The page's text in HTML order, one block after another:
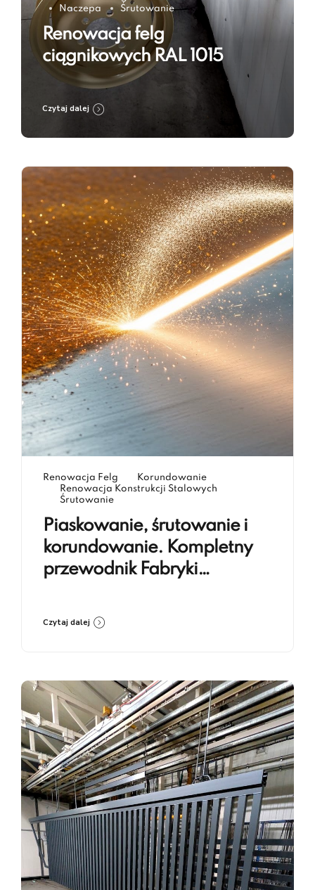
Naczepa
Śrutowanie
Renowacja felg
ciągnikowych RAL 1015
Czytaj dalej
Renowacja Felg
Korundowanie
Renowacja Konstrukcji Stalowych
Śrutowanie
Piaskowanie, śrutowanie i
korundowanie. Kompletny
przewodnik Fabryki
Czytaj dalej